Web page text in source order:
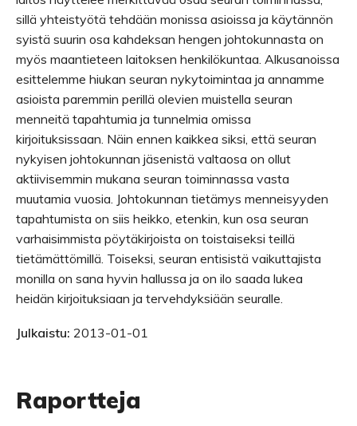
sillä yhteistyötä tehdään monissa asioissa ja käytännön
syistä suurin osa kahdeksan hengen johtokunnasta on
myös maantieteen laitoksen henkilökuntaa. Alkusanoissa
esittelemme hiukan seuran nykytoimintaa ja annamme
asioista paremmin perillä olevien muistella seuran
menneitä tapahtumia ja tunnelmia omissa
kirjoituksissaan. Näin ennen kaikkea siksi, että seuran
nykyisen johtokunnan jäsenistä valtaosa on ollut
aktiivisemmin mukana seuran toiminnassa vasta
muutamia vuosia. Johtokunnan tietämys menneisyyden
tapahtumista on siis heikko, etenkin, kun osa seuran
varhaisimmista pöytäkirjoista on toistaiseksi teillä
tietämättömillä. Toiseksi, seuran entisistä vaikuttajista
monilla on sana hyvin hallussa ja on ilo saada lukea
heidän kirjoituksiaan ja tervehdyksiään seuralle.
Julkaistu: 2013-01-01
Raportteja